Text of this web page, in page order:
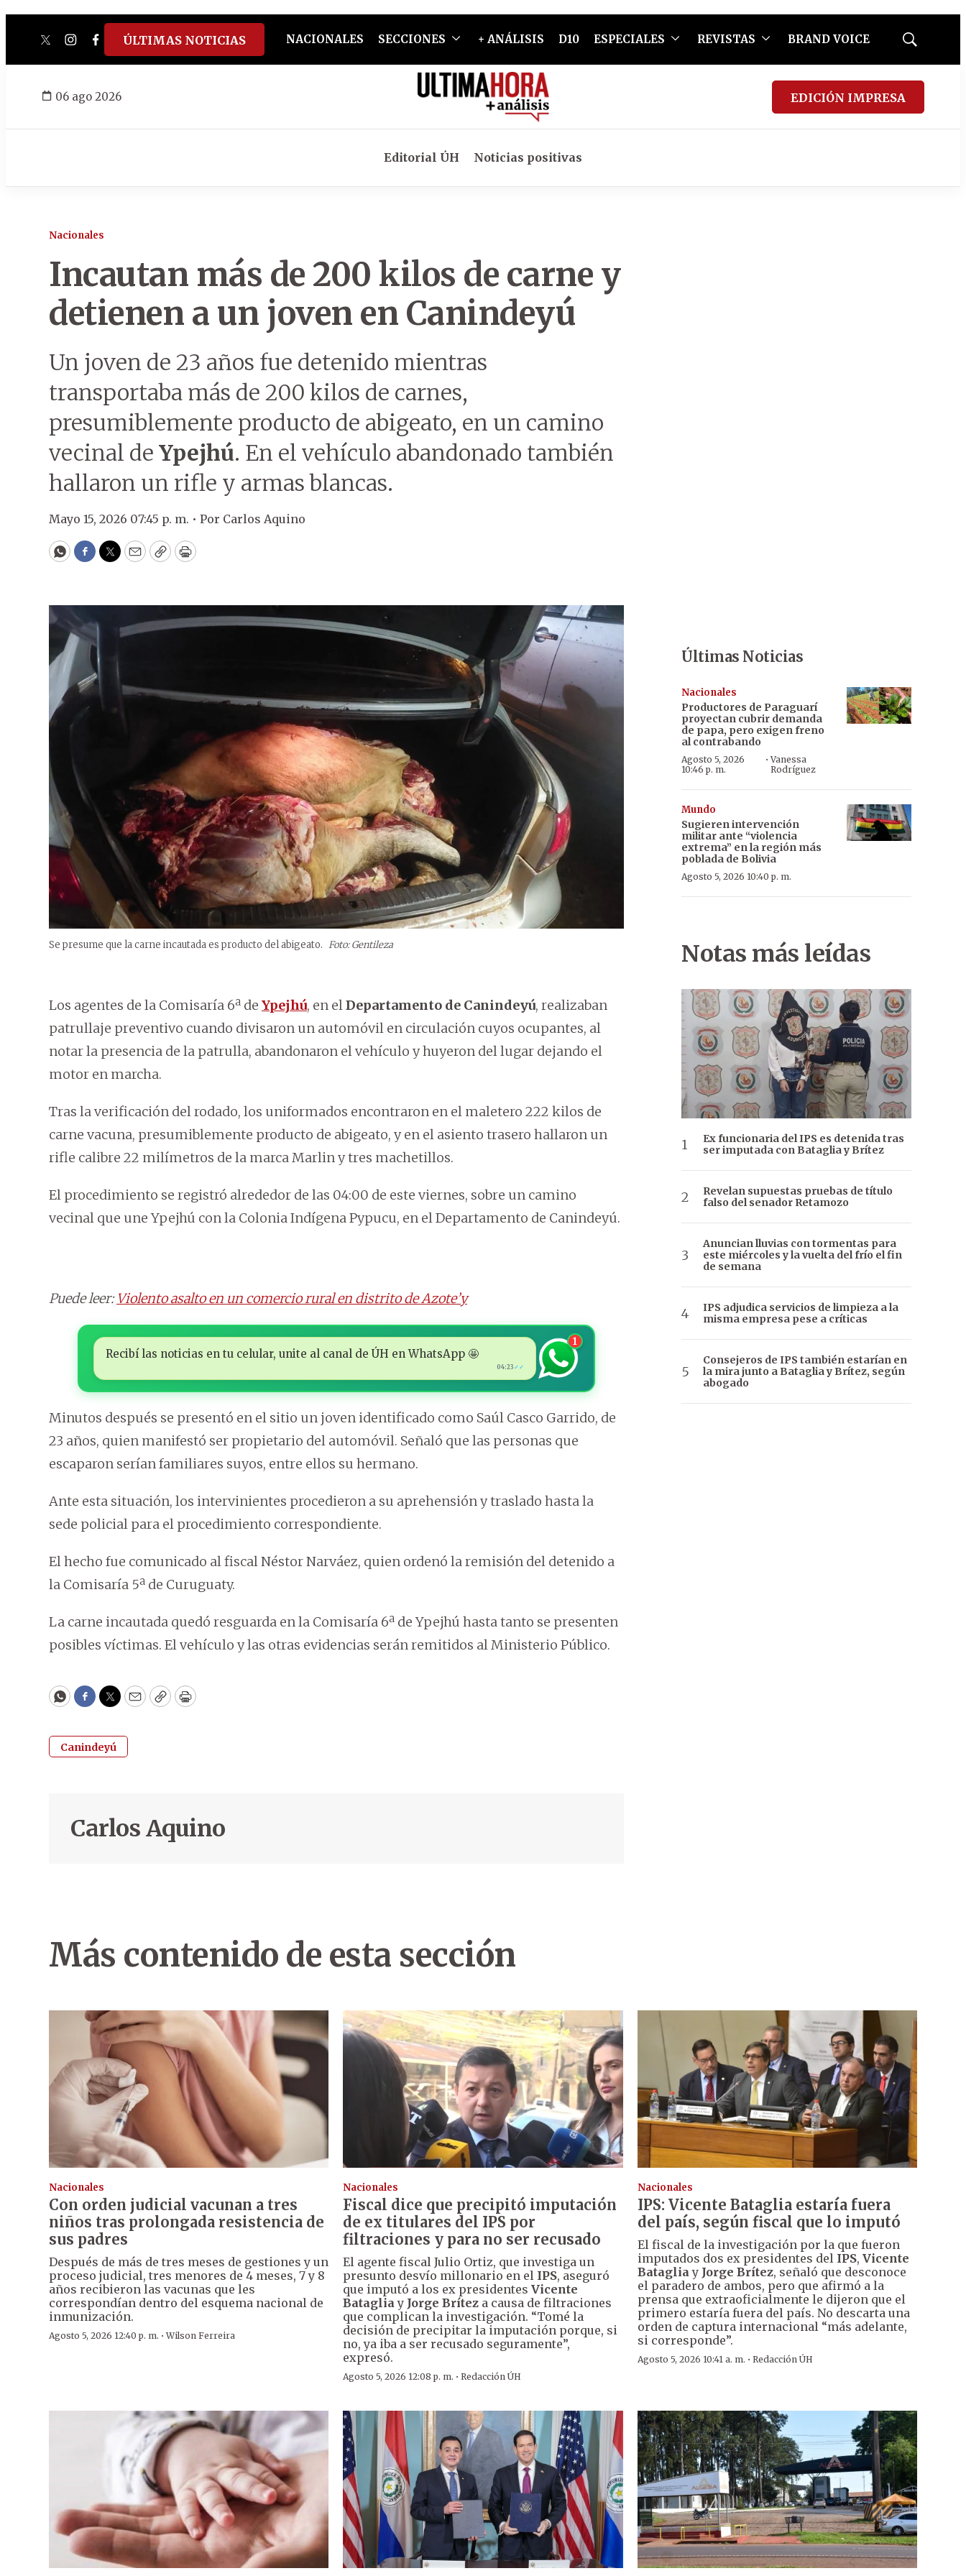
twitterinstagram
facebook
tiktokyoutube
spotify
ÚLTIMAS NOTICIAS NACIONALES SECCIONES + ANÁLISIS D10 ESPECIALES REVISTAS BRAND VOICE
Mostrar
06 ago 2026 EDICIÓN IMPRESA
Editorial ÚH Noticias positivas
Nacionales
Incautan más de 200 kilos de carne y
detienen a un joven en Canindeyú
Un joven de 23 años fue detenido mientras
transportaba más de 200 kilos de carnes,
presumiblemente producto de abigeato, en un camino
vecinal de Ypejhú. En el vehículo abandonado también
hallaron un rifle y armas blancas.
Mayo 15, 2026 07:45 p. m. • Por Carlos Aquino
WhatsApp
Facebook
Twitter
EmailCopyPrint
Se presume que la carne incautada es producto del abigeato. Foto: Gentileza
Los agentes de la Comisaría 6ª de Ypejhú, en elDepartamento de Canindeyú, realizaban
patrullaje preventivo cuando divisaron un automóvil en circulación cuyos ocupantes, al
notar la presencia de la patrulla, abandonaron el vehículo y huyeron del lugar dejando el
motor en marcha.
Tras la verificación del rodado, los uniformados encontraron en el maletero 222 kilos de
carne vacuna, presumiblemente producto de abigeato, y en el asiento trasero hallaron un
rifle calibre 22 milímetros de la marca Marlin y tres machetillos.
El procedimiento se registró alrededor de las 04:00 de este viernes, sobre un camino
vecinal que une Ypejhú con la Colonia Indígena Pypucu, en el Departamento de Canindeyú.
Puede leer: Violento asalto en un comercio rural en distrito de Azote’y
Recibí las noticias en tu celular, unite al canal de ÚH en WhatsApp 🤩
04:23 ✓✓
1
Minutos después se presentó en el sitio un joven identificado como Saúl Casco Garrido, de
23 años, quien manifestó ser propietario del automóvil. Señaló que las personas que
escaparon serían familiares suyos, entre ellos su hermano.
Ante esta situación, los intervinientes procedieron a su aprehensión y traslado hasta la
sede policial para el procedimiento correspondiente.
El hecho fue comunicado al fiscal Néstor Narváez, quien ordenó la remisión del detenido a
la Comisaría 5ª de Curuguaty.
La carne incautada quedó resguarda en la Comisaría 6ª de Ypejhú hasta tanto se presenten
posibles víctimas. El vehículo y las otras evidencias serán remitidos al Ministerio Público.
WhatsApp
Facebook
Twitter
EmailCopyPrint
Canindeyú
Carlos Aquino
Últimas Noticias
Nacionales
Productores de Paraguarí
proyectan cubrir demanda
de papa, pero exigen freno
al contrabando
Agosto 5, 2026
10:46 p. m.
·Vanessa
Rodríguez
Mundo
Sugieren intervención
militar ante “violencia
extrema” en la región más
poblada de Bolivia
Agosto 5, 2026 10:40 p. m.
Notas más leídas
Ex funcionaria del IPS es detenida tras
ser imputada con Bataglia y Brítez
Revelan supuestas pruebas de título
falso del senador Retamozo
Anuncian lluvias con tormentas para
este miércoles y la vuelta del frío el fin
de semana
IPS adjudica servicios de limpieza a la
misma empresa pese a críticas
Consejeros de IPS también estarían en
la mira junto a Bataglia y Brítez, según
abogado
Más contenido de esta sección
Nacionales
Con orden judicial vacunan a tres
niños tras prolongada resistencia de
sus padres
Después de más de tres meses de gestiones y un
proceso judicial, tres menores de 4 meses, 7 y 8
años recibieron las vacunas que les
correspondían dentro del esquema nacional de
inmunización.
Agosto 5, 2026 12:40 p. m. ·Wilson Ferreira
Nacionales
Fiscal dice que precipitó imputación
de ex titulares del IPS por
filtraciones y para no ser recusado
El agente fiscal Julio Ortiz, que investiga un
presunto desvío millonario en el IPS, aseguró
que imputó a los ex presidentesVicente
Batagliay Jorge Brítez a causa de filtraciones
que complican la investigación. “Tomé la
decisión de precipitar la imputación porque, si
no, ya iba a ser recusado seguramente”,
expresó.
Agosto 5, 2026 12:08 p. m. ·Redacción ÚH
Nacionales
IPS: Vicente Bataglia estaría fuera
del país, según fiscal que lo imputó
El fiscal de la investigación por la que fueron
imputados dos ex presidentes del IPS, Vicente
Batagliay Jorge Brítez, señaló que desconoce
el paradero de ambos, pero que afirmó a la
prensa que extraoficialmente le dijeron que el
primero estaría fuera del país. No descarta una
orden de captura internacional “más adelante,
si corresponde”.
Agosto 5, 2026 10:41 a. m. · Redacción ÚH